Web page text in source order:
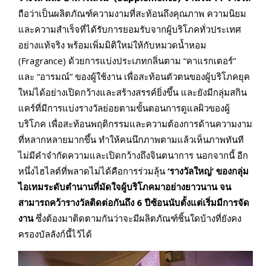
ถือว่าเป็นผลิตภัณฑ์ความงามที่สะท้อนถึงคุณภาพ ความนิยม
และความสำเร็จที่ได้รับการยอมรับจากผู้บริโภคทั่วประเทศ
อย่างแท้จริง พร้อมเพิ่มมิติใหม่ให้กับหมวดน้ำหอม
(Fragrance) ด้วยการแบ่งประเภทกลิ่นตาม “คาแรกเตอร์”
และ “อารมณ์” ของผู้ใช้งาน เพื่อสะท้อนตัวตนของผู้บริโภคยุค
ใหม่ได้อย่างเปิดกว้างและสร้างสรรค์ยิ่งขึ้น และยังมีกลุ่มสกิน
แคร์ที่มีการแบ่งรางวัลย่อยตามขั้นตอนการดูแลผิวของผู้
บริโภค เพื่อสะท้อนพฤติกรรมและความต้องการด้านความงาม
ที่หลากหลายมากขึ้น ทำให้คนนึกภาพตามแล้วเห็นภาพทันที
ไม่มีคำจำกัดความและเปิดกว้างถึงจินตนาการ นอกจากนี้ อีก
หนึ่งไฮไลต์ที่พลาดไม่ได้คือการร่วมลุ้น ‘รางวัลใหญ่’ ของกลุ่ม
ไอเทมระดับตำนานที่มัดใจผู้บริโภคมาอย่างยาวนาน จน
สามารถคว้ารางวัลติดต่อกันถึง 6 ปีซ้อนนับตั้งแต่เริ่มมีการจัด
งานซึ่งต้องมาติดตามกันว่าจะมีผลิตภัณฑ์ชิ้นใดบ้างที่ยังคง
ครองบัลลังก์นี้ไว้ได้